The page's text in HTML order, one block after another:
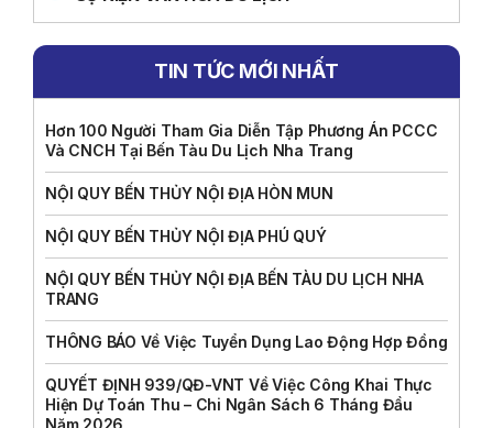
TIN TỨC MỚI NHẤT
Hơn 100 Người Tham Gia Diễn Tập Phương Án PCCC
Và CNCH Tại Bến Tàu Du Lịch Nha Trang
NỘI QUY BẾN THỦY NỘI ĐỊA HÒN MUN
NỘI QUY BẾN THỦY NỘI ĐỊA PHÚ QUÝ
NỘI QUY BẾN THỦY NỘI ĐỊA BẾN TÀU DU LỊCH NHA
TRANG
THÔNG BÁO Về Việc Tuyển Dụng Lao Động Hợp Đồng
QUYẾT ĐỊNH 939/QĐ-VNT Về Việc Công Khai Thực
Hiện Dự Toán Thu – Chi Ngân Sách 6 Tháng Đầu